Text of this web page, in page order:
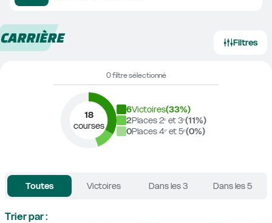
CARRIÈRE Filtres
0 filtre sélectionné
18
courses
6Victoires(33%)
2Places 2ᵉ et 3ᵉ(11%)
0Places 4ᵉ et 5ᵉ(0%)
Toutes Victoires Dans les 3 Dans les 5
Trier par :